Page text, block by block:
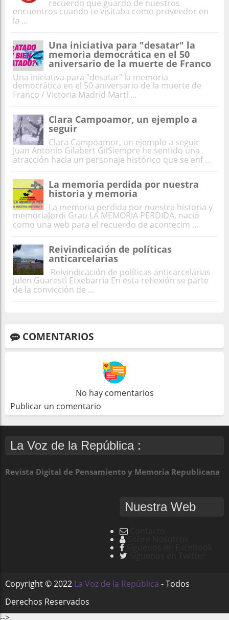
recuerdo que guardo de nuestros
encuentros cuando te visitaba como proveedor en
la ...
Una iniciativa para "desatar" la
memoria democrática en el 50
aniversario de la muerte de Franco
Una iniciativa para "desatar" la memoria
democrática en el 50 aniversario de la muerte de
Franco / Victoria Madrid Martí ...
Clara Campoamor, un ejemplo a
seguir
Clara Campoamor, un ejemplo a seguir
Juan Antonio Gilabert GilSiempre he sentido una
atracción hacia un personaje histórico que se enf ...
La memoria perdida por nuestra
historia y memoria
La memoria perdida por nuestra historia y
memoriaJordi Grau LA MEMORIA PERDIDA, nació
como una web para el recuerdo de acontecim ...
Reivindicación de políticas
anticarcelarias
Reivindicación de políticas anticarcelarias
Julen Guaresti Etxebarria En esta reflexión se parte
de la convicción de ...
COMENTARIOS
No hay comentarios
Publicar un comentario
La Voz de la República :
Revista Digital de Pensamiento y Memoria Republicana
Nuestra Web
Copyright ©2022 La Voz de la República - Todos
Derechos Reservados
-->